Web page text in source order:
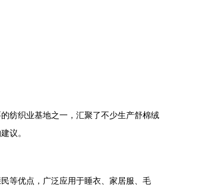
纺织业基地之一，汇聚了不少生产舒棉绒
议。
等优点，广泛应用于睡衣、家居服、毛